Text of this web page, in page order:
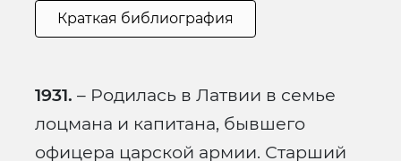
Краткая библиография
1931. – Родилась в Латвии в семье
лоцмана и капитана, бывшего
офицера царской армии. Старший